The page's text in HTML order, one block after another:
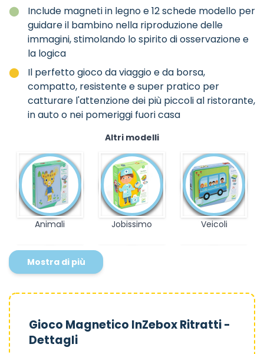
Include magneti in legno e 12 schede modello per
guidare il bambino nella riproduzione delle
immagini, stimolando lo spirito di osservazione e
la logica
Il perfetto gioco da viaggio e da borsa,
compatto, resistente e super pratico per
catturare l'attenzione dei più piccoli al ristorante,
in auto o nei pomeriggi fuori casa
Altri modelli
Animali Jobissimo Veicoli
Bellissimo Moda InZeHouse
Mostra di più
Gioco Magnetico InZebox Ritratti -
Dettagli